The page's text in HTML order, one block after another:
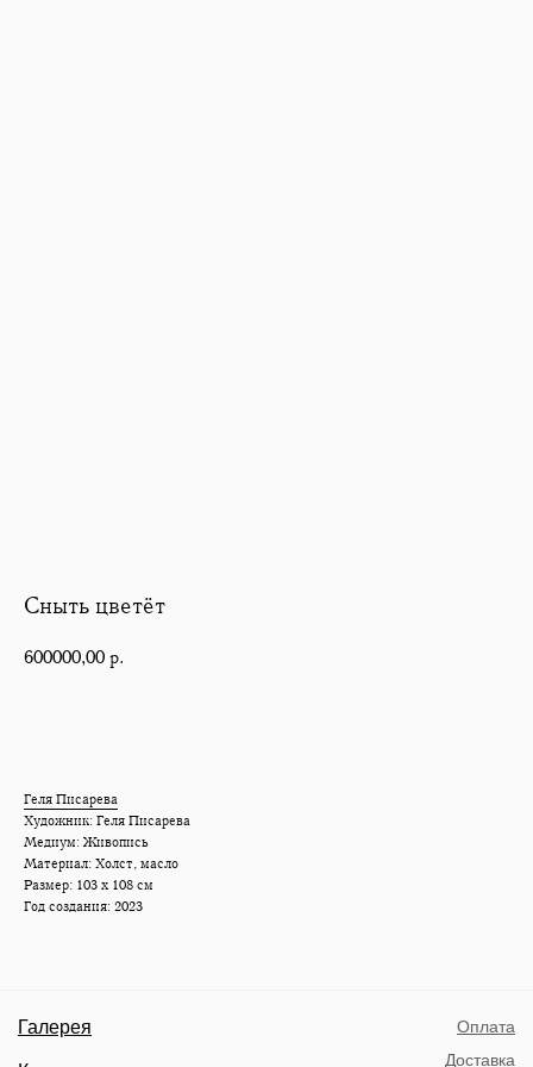
Сныть цветёт
600000,00р.
Геля Писарева
Художник: Геля Писарева
Медиум: Живопись
Материал: Холст, масло
Размер: 103 х 108 см
Год создания: 2023
Галерея
Доставка
Оплата